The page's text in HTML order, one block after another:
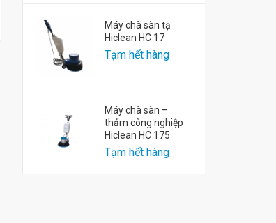
Máy chà sàn tạ
Hiclean HC 17
Tạm hết hàng
Máy chà sàn –
thảm công nghiệp
Hiclean HC 175
Tạm hết hàng